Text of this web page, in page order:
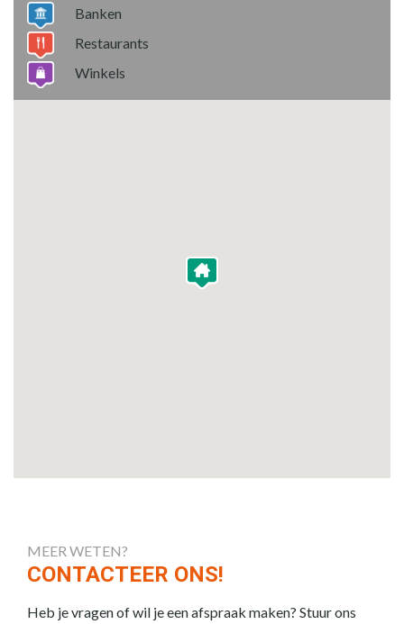
Banken
Restaurants
Winkels
MEER WETEN?
CONTACTEER ONS!
Heb je vragen of wil je een afspraak maken? Stuur ons